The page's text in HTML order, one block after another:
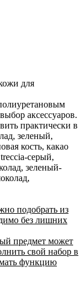
для
аксессуаров.
практически в
зеленый,
кость, какао
серый,
зеленый-
подобрать из
без лишних
предмет может
свой набор в
функцию